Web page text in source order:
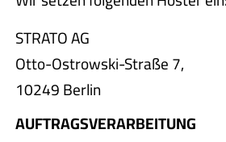
STRATO AG
Otto-Ostrowski-Straße 7,
10249 Berlin
AUFTRAGSVERARBEITUNG